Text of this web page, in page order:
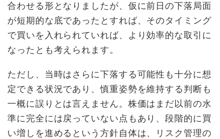
合わせる形となりましたが、仮に前日の下落局面
が短期的な底であったとすれば、そのタイミング
で買いを入れられていれば、より効率的な取引に
なったとも考えられます。
ただし、当時はさらに下落する可能性も十分に想
定できる状況であり、慎重姿勢を維持する判断も
一概に誤りとは言えません。株価はまだ以前の水
準に完全には戻っていない点もあり、段階的に買
い増しを進めるという方針自体は、リスク管理の